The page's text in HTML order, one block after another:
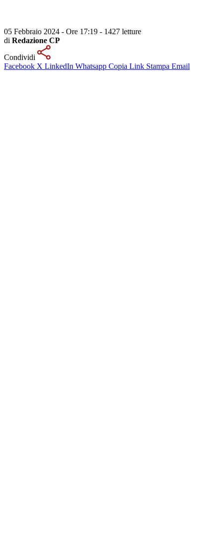
05 Febbraio 2024 - Ore 17:19 - 1427 letture
di Redazione CP
Condividi
Facebook X LinkedIn Whatsapp Copia Link Stampa Email